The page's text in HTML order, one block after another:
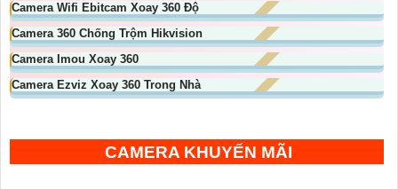
Camera Wifi Ebitcam Xoay 360 Độ
Camera 360 Chống Trộm Hikvision
Camera Imou Xoay 360
Camera Ezviz Xoay 360 Trong Nhà
CAMERA KHUYẾN MÃI